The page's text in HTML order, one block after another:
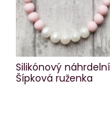
Silikónový
Šípková ruženka